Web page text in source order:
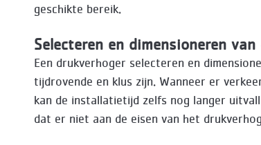
geschikte bereik.
Selecteren en dimensioneren
Een drukverhoger selecteren en
tijdrovende en klus zijn. Wanneer er
kan de installatietijd zelfs nog langer
dat er niet aan de eisen van het